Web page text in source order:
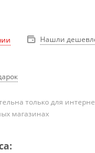
Нашли
только для
магазинах